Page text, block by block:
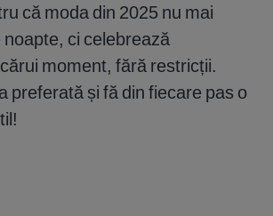
că moda din 2025 nu mai
ci celebrează
moment, fără restricții.
preferată și fă din fiecare pas o